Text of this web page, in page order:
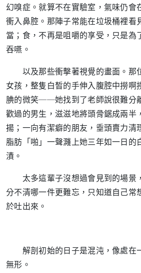
幻嗅症。就算不在實驗室，氣味仍會
衝入鼻腔。那陣子常能在垃圾桶裡看
當；食，不再是咀嚼的享受，只是為
吞嚥。
以及那些衝擊著視覺的畫面。那
女孩，整隻白皙的手伸入腹腔中撈啊
腆的微笑──她找到了老師說很難分
歡過的男生，滋滋地將頭骨鋸成兩半
揚；一向有潔癖的朋友，垂頭賣力清
脂肪「啪」一聲濺上她三年如一日的
漬。
太多這輩子沒想過會見到的場景
分不清哪一件更難忘，只知道自己常
於吐出來。
解剖初始的日子是混沌，像處在
無形。